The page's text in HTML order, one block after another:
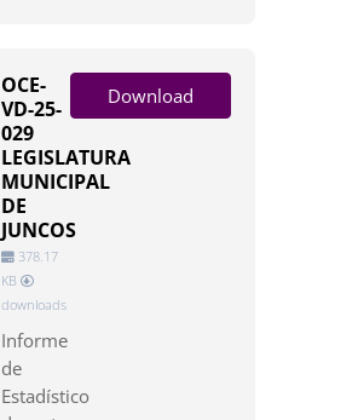
OCE-
VD-25-
029
LEGISLATURA
MUNICIPAL
DE
JUNCOS
378.17
KB
downloads
Informe
de
Estadístico
Download